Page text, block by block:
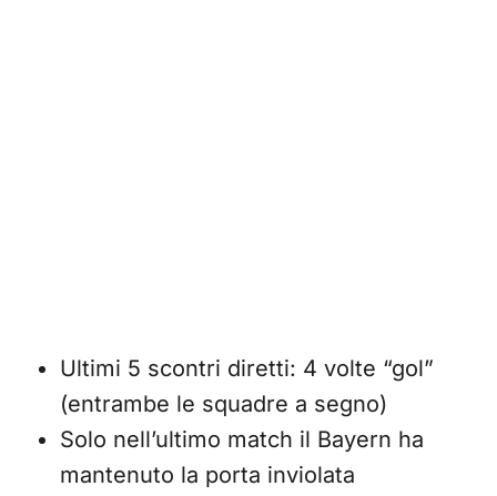
Ultimi 5 scontri diretti: 4 volte “gol”
(entrambe le squadre a segno)
Solo nell’ultimo match il Bayern ha
mantenuto la porta inviolata